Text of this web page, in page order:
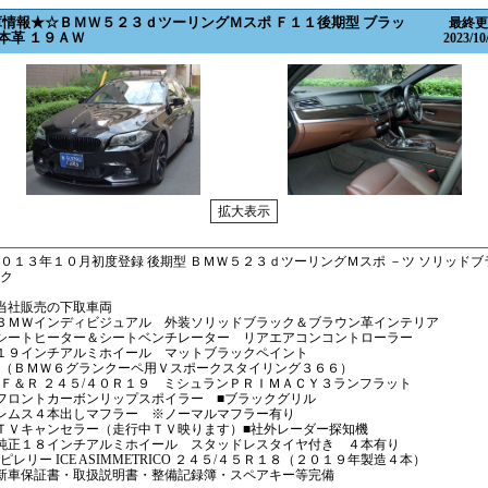
★☆ＢＭＷ５２３ｄツーリングＭスポ Ｆ１１後期型 ブラッ
革 １９ＡＷ
最終
2023/
１３年１０月初度登録 後期型 ＢＭＷ５２３ｄツーリングＭスポ －ツ ソリッドブ
ク
社販売の下取車両
ＭＷインディビジュアル 外装ソリッドブラック＆ブラウン革インテリア
ートヒーター＆シートベンチレーター リアエアコンコントローラー
９インチアルミホイール マットブラックペイント
ＭＷ６グランクーペ用Ｖスポークスタイリング３６６）
Ｒ ２４５/４０Ｒ１９ ミシュランＰＲＩＭＡＣＹ３ランフラット
ロントカーボンリップスポイラー ■ブラックグリル
ムス４本出しマフラー ※ノーマルマフラー有り
Ｖキャンセラー（走行中ＴＶ映ります）■社外レーダー探知機
正１８インチアルミホイール スタッドレスタイヤ付き ４本有り
リー ICE ASIMMETRICO ２４５/４５Ｒ１８（２０１９年製造４本）
車保証書・取扱説明書・整備記録簿・スペアキー等完備